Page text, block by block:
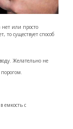
или просто
существует способ
Желательно не
емкость с